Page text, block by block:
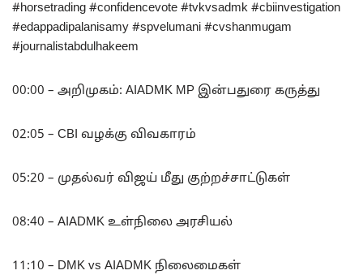
#horsetrading #confidencevote #tvkvsadmk #cbiinvestigation
#edappadipalanisamy #spvelumani #cvshanmugam
#journalistabdulhakeem
00:00 – அறிமுகம்: AIADMK MP இன்பதுரை கருத்து
02:05 – CBI வழக்கு விவகாரம்
05:20 – முதல்வர் விஜய் மீது குற்றச்சாட்டுகள்
08:40 – AIADMK உள்நிலை அரசியல்
11:10 – DMK vs AIADMK நிலைமைகள்